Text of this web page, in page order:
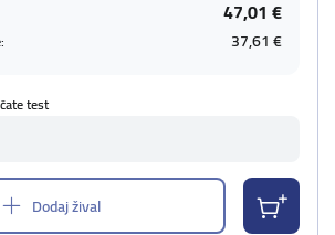
47,01 €
37,61 €
test
Dodaj žival